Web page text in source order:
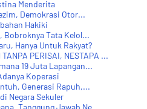
Menderita
Demokrasi Otor...
Hakiki
Bobroknya Tata Kelol...
Hanya Untuk Rakyat?
PERISAI, NESTAPA ...
19 Juta Lapangan...
Koperasi
Generasi Rapuh,...
Negara Sekuler
Tanggung Jawab Ne...